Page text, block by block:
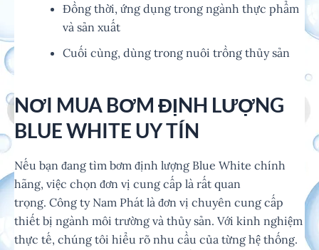
Đồng thời, ứng dụng trong ngành thực phẩm
và sản xuất
Cuối cùng, dùng trong nuôi trồng thủy sản
NƠI MUA BƠM ĐỊNH LƯỢNG
BLUE WHITE UY TÍN
Nếu bạn đang tìm bơm định lượng Blue White chính
hãng, việc chọn đơn vị cung cấp là rất quan
trọng. Công ty Nam Phát là đơn vị chuyên cung cấp
thiết bị ngành môi trường và thủy sản. Với kinh nghiệm
thực tế, chúng tôi hiểu rõ nhu cầu của từng hệ thống.